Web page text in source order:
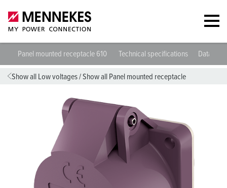
Panel mounted receptacle 610 Technical specifications
Show all Low voltages/Show all Panel mounted receptacle